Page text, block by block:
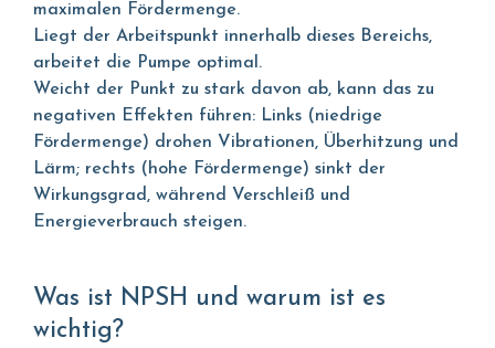
maximalen Fördermenge.
Liegt der Arbeitspunkt innerhalb dieses Bereichs,
arbeitet die Pumpe optimal.
Weicht der Punkt zu stark davon ab, kann das zu
negativen Effekten führen: Links (niedrige
Fördermenge) drohen Vibrationen, Überhitzung und
Lärm; rechts (hohe Fördermenge) sinkt der
Wirkungsgrad, während Verschleiß und
Energieverbrauch steigen.
Was ist NPSH und warum ist es
wichtig?